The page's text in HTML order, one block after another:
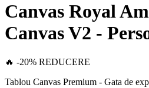
Canvas Royal
Canvas V2 -
🔥 -20% REDUCERE
Tablou Canvas Premium - Gata de